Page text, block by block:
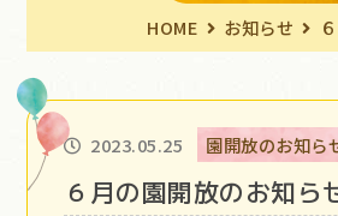
HOME お知らせ
2023.05.25 園開放のお知ら
６月の園開放のお知ら